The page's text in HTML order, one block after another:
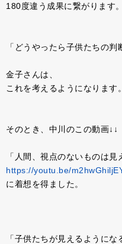
180度違う成果に繋がります。
「どうやったら子供たちの判
金子さんは、
これを考えるようになります。
そのとき、中川のこの動画↓↓
「人間、視点のないものは見
https://youtu.be/
に着想を得ました。
「子供たちが見えるようにな